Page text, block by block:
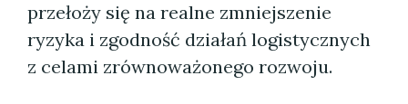
przełoży się na realne zmniejszenie
ryzyka i zgodność działań logistycznych
z celami zrównoważonego rozwoju.